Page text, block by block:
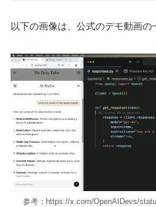
以下の画像は、公式のデモ動画の
参考：https://x.com/OpenAIDevs/